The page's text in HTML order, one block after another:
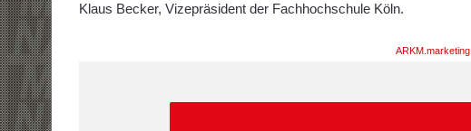
Klaus Becker, Vizepräsident der Fachhochschule Köln.
ARKM.marketing